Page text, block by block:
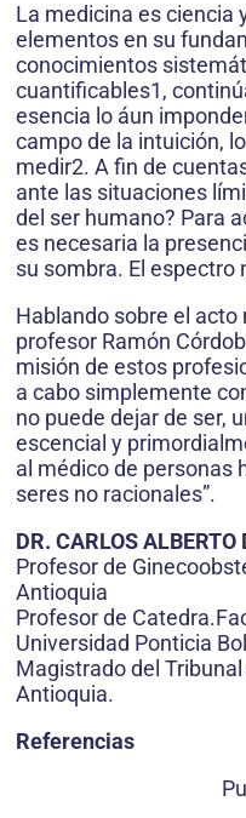
La medicina es ciencia
elementos en su
conocimientos
cuantificables1,
esencia lo áun
campo de la intuición,
medir2. A fin de
ante las situaciones
del ser humano? Para
es necesaria la
su sombra. El espectro
Hablando sobre el acto
profesor Ramón
misión de estos
a cabo simplemente
no puede dejar de ser,
escencial y
al médico de personas
seres no racionales”.
DR. CARLOS ALBERTO
Profesor de
Antioquia
Profesor de
Universidad Ponticia
Magistrado del
Antioquia.
Referencias